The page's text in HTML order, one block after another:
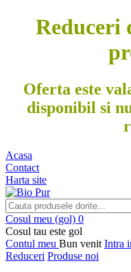
Reduceri
Oferta este
disponibil si
Acasa
Contact
Harta site
Cosul meu (gol) 0
Cosul tau este gol
Contul meu Bun venit Intra
Reduceri Produse noi